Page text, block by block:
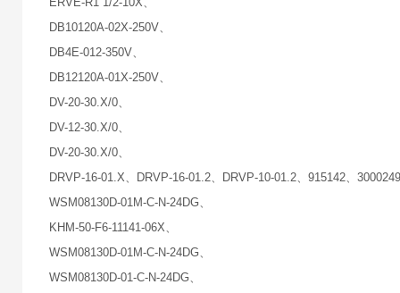
DB10120A-02X-250V、
DB4E-012-350V、
DB12120A-01X-250V、
DV-20-30.X/0、
DV-12-30.X/0、
DV-20-30.X/0、
DRVP-16-01.X、DRVP-16-01.2、DRVP-10-01.2、915142、
WSM08130D-01M-C-N-24DG、
KHM-50-F6-11141-06X、
WSM08130D-01M-C-N-24DG、
WSM08130D-01-C-N-24DG、